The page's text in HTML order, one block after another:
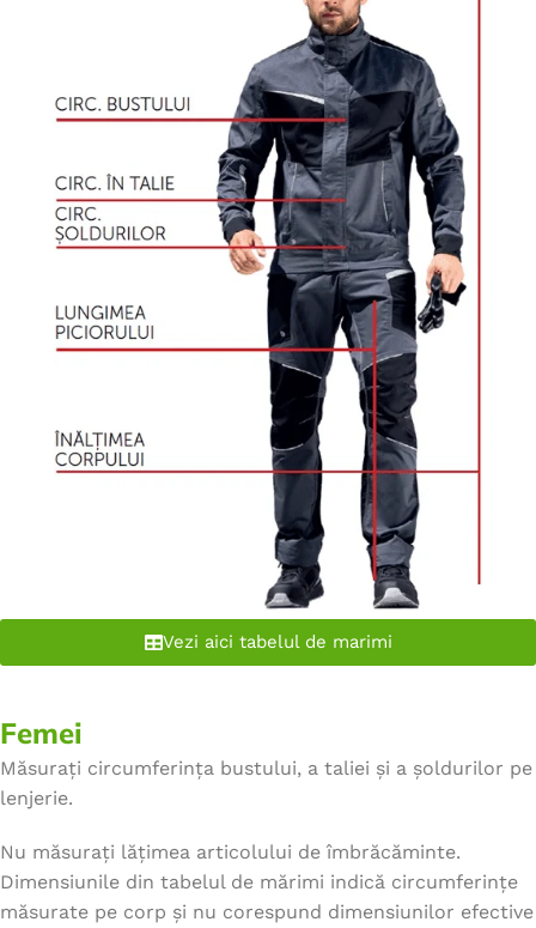
Vezi aici tabelul de marimi
Femei
Măsurați circumferința bustului, a taliei și a șoldurilor pe
lenjerie.
Nu măsurați lățimea articolului de îmbrăcăminte.
Dimensiunile din tabelul de mărimi indică circumferințe
măsurate pe corp și nu corespund dimensiunilor efective